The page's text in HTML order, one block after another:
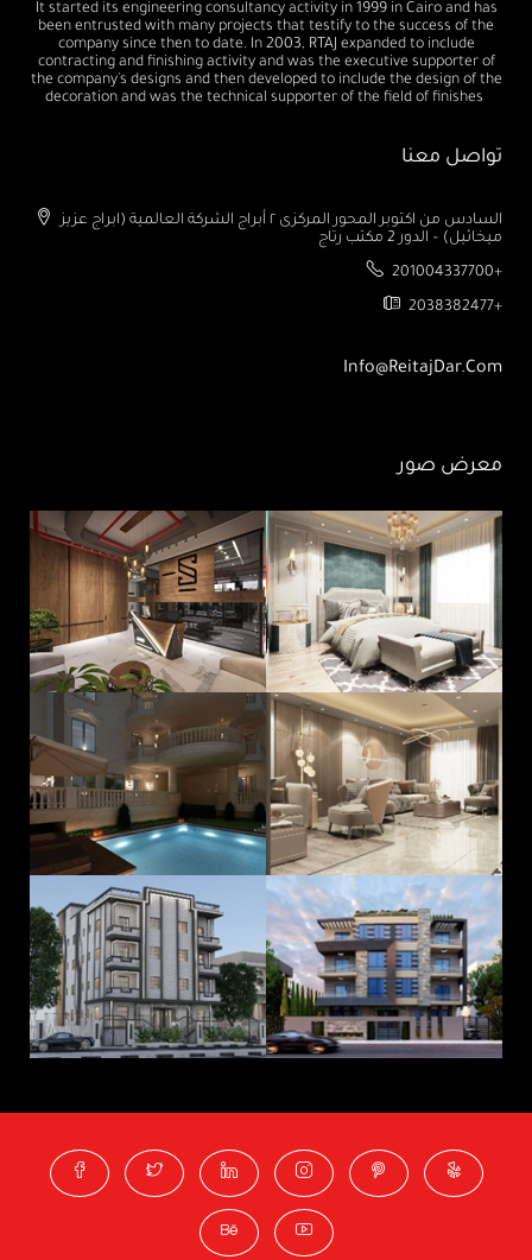
It started its engineering consultancy activity in 1999 in Cairo and has
been entrusted with many projects that testify to the success of the
company since then to date. In 2003, RTAJ expanded to include
contracting and finishing activity and was the executive supporter of
the company's designs and then developed to include the design of the
decoration and was the technical supporter of the field of finishes
تواصل معنا
ميخائيل) – الدور 2 مكتب رتاج
201004337700+
2038382477+
Info@ReitajDar.com
معرض صور